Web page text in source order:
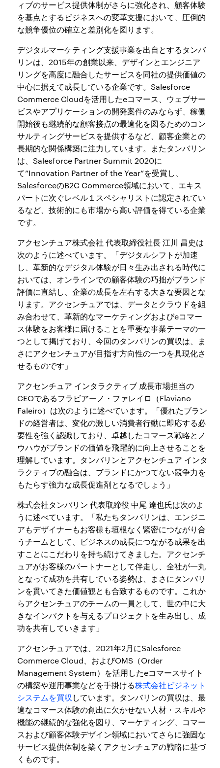
ィブのサービス提供体制がさらに強化され、顧客体験
を基点とするビジネスへの変革支援において、圧倒的
な競争優位の確立と差別化を図ります。
デジタルマーケティング支援事業を出自とするタンバ
リンは、2015年の創業以来、デザインとエンジニア
リングを高度に融合したサービスを同社の提供価値の
中心に据えて成長している企業です。Salesforce
Commerce Cloudを活用したeコマース、ウェブサー
ビスやアプリケーションの開発案件のみならず、稼働
開始後も継続的な顧客接点の最適化を図るためのコン
サルティングサービスを提供するなど、顧客企業との
長期的な関係構築に注力しています。またタンバリン
は、Salesforce Partner Summit 2020に
て“Innovation Partner of the Year”を受賞し、
SalesforceのB2C Commerce領域において、エキス
パートに次ぐレベル１スペシャリストに認定されてい
るなど、技術的にも市場から高い評価を得ている企業
です。
アクセンチュア株式会社 代表取締役社長 江川 昌史は
次のように述べています。「デジタルシフトが加速
し、革新的なデジタル体験が日々生み出される時代に
おいては、オンラインでの顧客体験の巧拙がブランド
評価に直結し、企業の成長を左右する大きな要因とな
ります。アクセンチュアでは、データとクラウドを組
み合わせて、革新的なマーケティングおよびeコマー
ス体験をお客様に届けることを重要な事業テーマの一
つとして掲げており、今回のタンバリンの買収は、ま
さにアクセンチュアが目指す方向性の一つを具現化さ
せるものです」
アクセンチュア インタラクティブ 成長市場担当の
CEOであるフラビアーノ・ファレイロ（Flaviano
Faleiro）は次のように述べています。「優れたブラン
ドの経営者は、変化の激しい消費者行動に即応する必
要性を強く認識しており、卓越したコマース戦略とノ
ウハウがブランドの価値を飛躍的に向上させることを
理解しています。タンバリンとアクセンチュア インタ
ラクティブの融合は、ブランドにかつてない競争力を
もたらす強力な成長促進剤となるでしょう」
株式会社タンバリン 代表取締役 中尾 達也氏は次のよ
うに述べています。「私たちタンバリンは、エンジニ
アもデザイナーもお客様も垣根なく緊密につながり合
うチームとして、ビジネスの成長につながる成果を出
すことにこだわりを持ち続けてきました。アクセンチ
ュアがお客様のパートナーとして伴走し、全社が一丸
となって成功を共有している姿勢は、まさにタンバリ
ンを貫いてきた価値観とも合致するものです。これか
らアクセンチュアのチームの一員として、世の中に大
きなインパクトを与えるプロジェクトを生み出し、成
功を共有していきます」
アクセンチュアでは、2021年2月にSalesforce
Commerce Cloud、およびOMS（Order
Management System）を活用したeコマースサイト
の構築や運用事業などを手掛ける株式会社ビジネット
システムを買収しています。タンバリンの買収は、最
適なコマース体験の創出に欠かせない人材・スキルや
機能の継続的な強化を図り、マーケティング、コマー
スおよび顧客体験デザイン領域においてさらに強固な
サービス提供体制を築くアクセンチュアの戦略に基づ
くものです。